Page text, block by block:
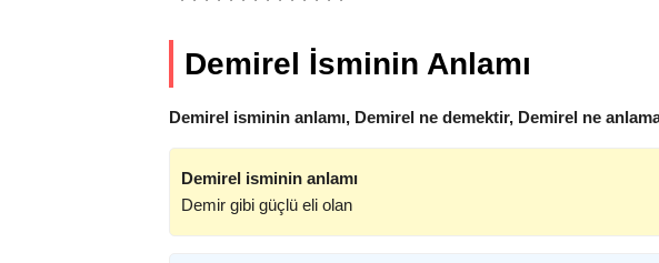
Demirel İsminin Anlamı
Demirel isminin anlamı, Demirel ne demektir, Demirel ne
Demirel isminin anlamı
Demir gibi güçlü eli olan